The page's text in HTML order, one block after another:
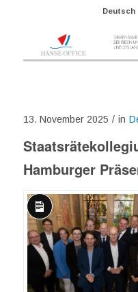
Deutsch
13. November 2025 / in
Hamburger
Lange
Beschreibung